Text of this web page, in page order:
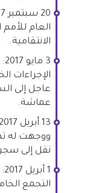
الانتقامية.
الإجراءات
عاجل إلى
عماشة.
ووجهت له
نقل إلى
التجمع